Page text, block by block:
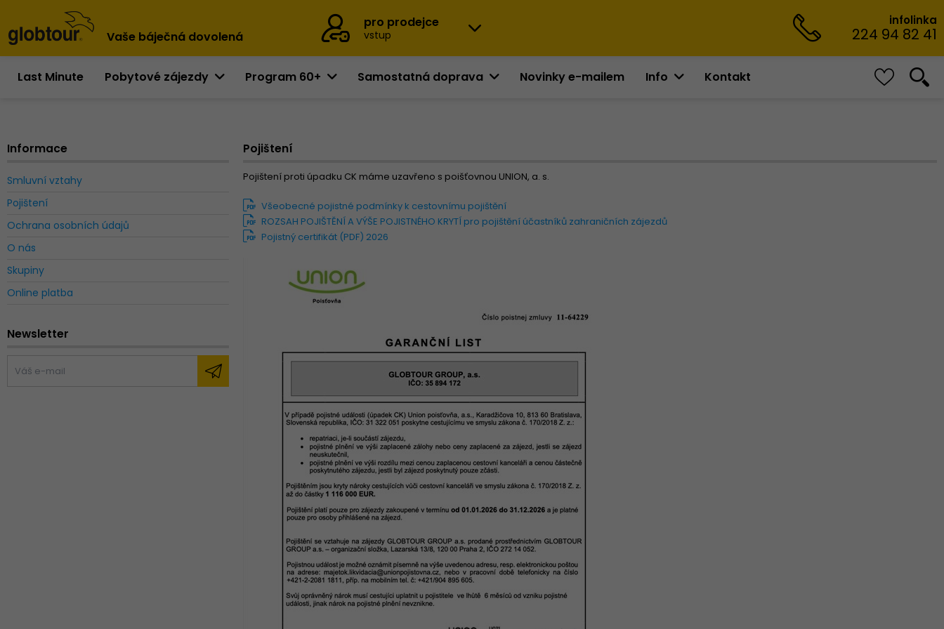
Vaše báječná dovolená
pro prodejce
vstup
infolinka
224 94 82 41
Last Minute Pobytové zájezdy Program 60+ Samostatná doprava Novinky e-mailem Info Kontakt
Informace
Smluvní vztahy
Pojištení
Ochrana osobních údajů
O nás
Skupiny
Online platba
Newsletter
Pojištení
Pojištení proti úpadku CK máme uzavřeno s poišťovnou UNION, a. s.
Všeobecné pojistné podmínky k cestovnímu pojištění
ROZSAH POJIŠTĚNÍ A VÝŠE POJISTNÉHO KRYTÍ pro pojištění účastníků zahraničních zájezdů
Pojistný certifikát (PDF) 2026